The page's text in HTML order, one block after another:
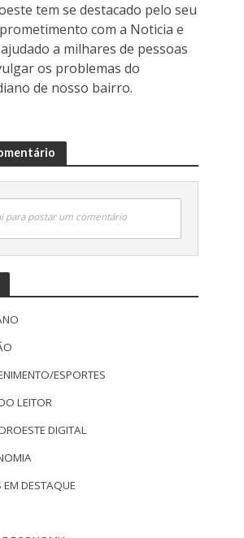
tem se destacado pelo seu
com a Noticia e
a milhares de pessoas
os problemas do
de nosso bairro.
para postar um comentário
ESPORTES
LEITOR
DIGITAL
DESTAQUE